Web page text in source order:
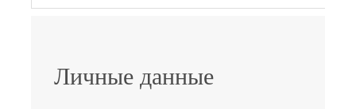
Личные данные